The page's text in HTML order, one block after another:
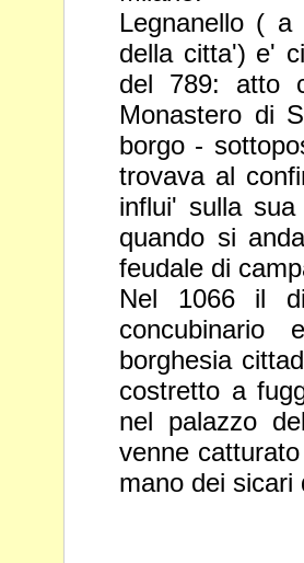
Legnanello (
della citta') e'
del 789: atto
Monastero di
borgo -
trovava al
influi' sulla
quando si
feudale di
Nel 1066 il
borghesia
costretto a
nel palazzo
venne
mano dei sicari